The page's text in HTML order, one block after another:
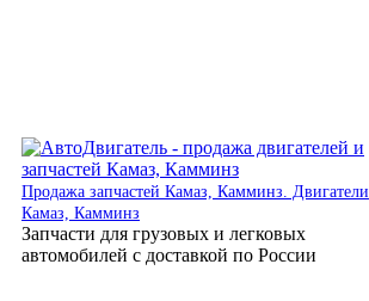
Продажа запчастей Камаз, Камминз. Двигатели
Камаз, Камминз
Запчасти для грузовых и легковых
автомобилей с доставкой по России